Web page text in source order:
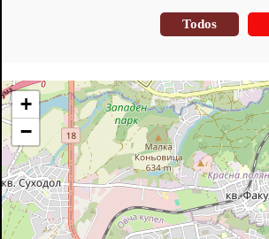
Todos
+
−